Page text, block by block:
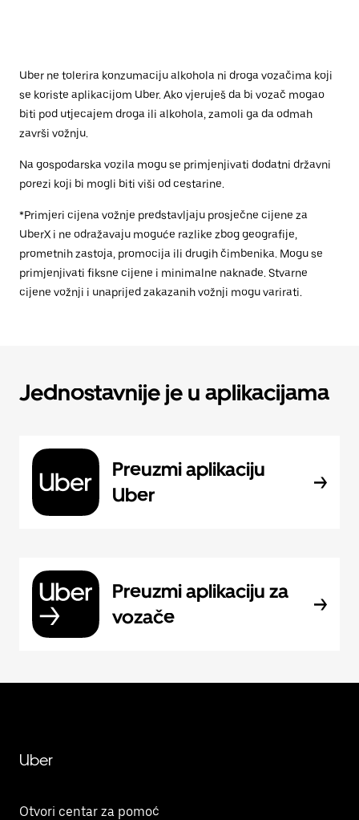
Uber ne tolerira konzumaciju alkohola ni droga vozačima koji
se koriste aplikacijom Uber. Ako vjeruješ da bi vozač mogao
biti pod utjecajem droga ili alkohola, zamoli ga da odmah
završi vožnju.
Na gospodarska vozila mogu se primjenjivati dodatni državni
porezi koji bi mogli biti viši od cestarine.
*Primjeri cijena vožnje predstavljaju prosječne cijene za
UberX i ne odražavaju moguće razlike zbog geografije,
prometnih zastoja, promocija ili drugih čimbenika. Mogu se
primjenjivati fiksne cijene i minimalne naknade. Stvarne
cijene vožnji i unaprijed zakazanih vožnji mogu varirati.
Jednostavnije je u aplikacijama
Preuzmi aplikaciju
Uber
Preuzmi aplikaciju za
vozače
Uber
Otvori centar za pomoć